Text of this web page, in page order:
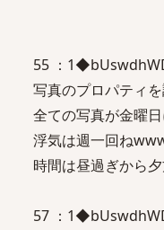
55 ：
写真のプロパティを
全ての写真が金曜日
浮気は週一回ね
時間は昼過ぎから
57 ：